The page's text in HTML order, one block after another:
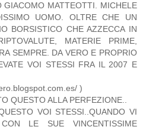
GIACOMO MATTEOTTI. MICHELE
UOMO. OLTRE CHE UN
BORSISTICO CHE AZZECCA IN
MATERIE PRIME,
SEMPRE. DA VERO E PROPRIO
VOI STESSI FRA IL 2007 E
)
QUESTO ALLA PERFEZIONE..
VOI STESSI..QUANDO VI
CON LE SUE VINCENTISSIME